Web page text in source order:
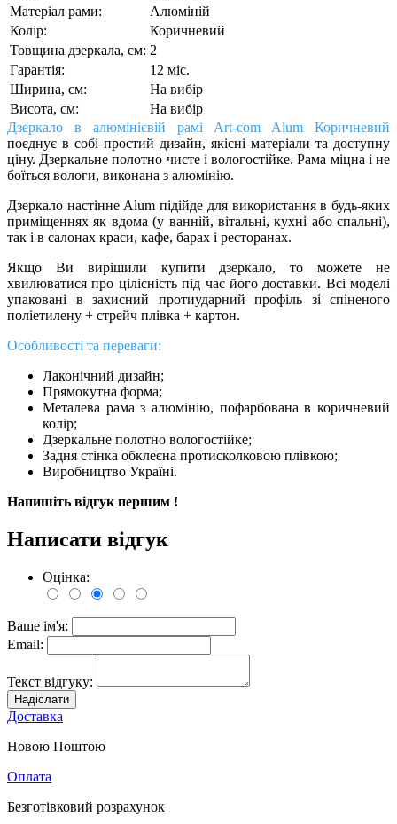
Матеріал рами:
Алюміній
Колір:
Коричневий
Товщина дзеркала, см: 2
Гарантія:
12 міс.
Ширина, см:
На вибір
Висота, см:
На вибір
Дзеркало в алюмінієвій рамі Art-com Alum Коричневий
поєднує в собі простий дизайн, якісні матеріали та доступну
ціну. Дзеркальне полотно чисте і вологостійке. Рама міцна і не
боїться вологи, виконана з алюмінію.
Дзеркало настінне Alum підійде для використання в будь-яких
приміщеннях як вдома (у ванній, вітальні, кухні або спальні),
так і в салонах краси, кафе, барах і ресторанах.
Якщо Ви вирішили купити дзеркало, то можете не
хвилюватися про цілісність під час його доставки. Всі моделі
упаковані в захисний протиударний профіль зі спіненого
поліетилену + стрейч плівка + картон.
Особливості та переваги:
Лаконічний дизайн;
Прямокутна форма;
Металева рама з алюмінію, пофарбована в коричневий
колір;
Дзеркальне полотно вологостійке;
Задня стінка обклеєна протисколковою плівкою;
Виробництво Україні.
Напишіть відгук першим !
Написати відгук
Оцінка:
Ваше ім'я:
Email:
Текст відгуку:
Надіслати
Доставка
Новою Поштою
Оплата
Безготівковий розрахунок